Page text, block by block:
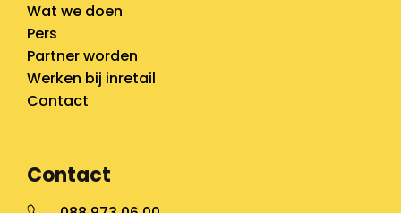
Wat we doen
Pers
Partner worden
Werken bij inretail
Contact
Contact